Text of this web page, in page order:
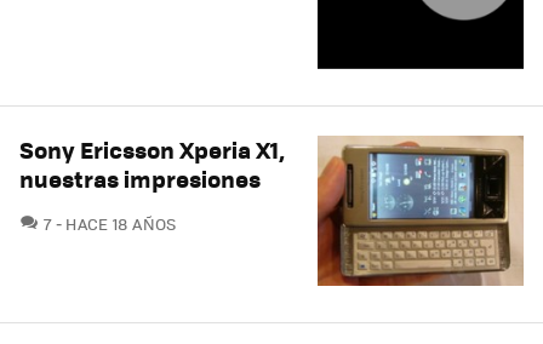
Sony Ericsson Xperia X1,
nuestras impresiones
7COMENTARIOS
HACE 18 AÑOS